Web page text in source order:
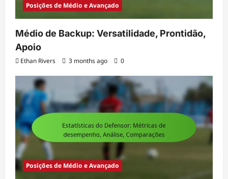
Posições de Médio e Avançado
Médio de Backup: Versatilidade, Prontidão,
Apoio
Ethan Rivers 3 months ago 0
Posições de Médio e Avançado